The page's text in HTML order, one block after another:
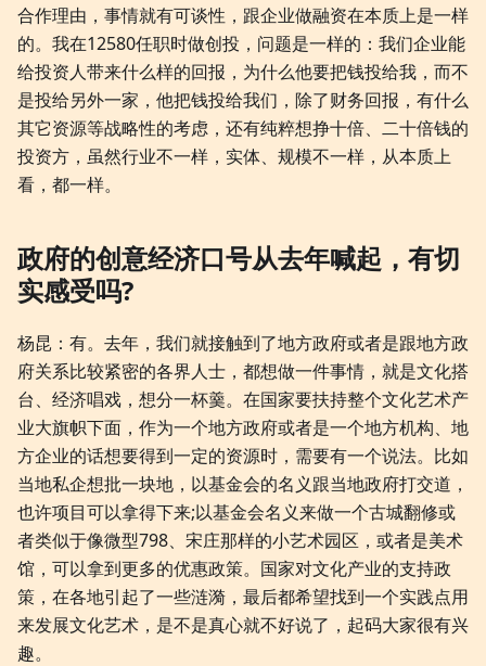
合作理由，事情就有可谈性，跟企业做融资在本质上是一样
的。我在12580任职时做创投，问题是一样的：我们企业能
给投资人带来什么样的回报，为什么他要把钱投给我，而不
是投给另外一家，他把钱投给我们，除了财务回报，有什么
其它资源等战略性的考虑，还有纯粹想挣十倍、二十倍钱的
投资方，虽然行业不一样，实体、规模不一样，从本质上
看，都一样。
政府的创意经济口号从去年喊起，有切
实感受吗?
杨昆：有。去年，我们就接触到了地方政府或者是跟地方政
府关系比较紧密的各界人士，都想做一件事情，就是文化搭
台、经济唱戏，想分一杯羹。在国家要扶持整个文化艺术产
业大旗帜下面，作为一个地方政府或者是一个地方机构、地
方企业的话想要得到一定的资源时，需要有一个说法。比如
当地私企想批一块地，以基金会的名义跟当地政府打交道，
也许项目可以拿得下来;以基金会名义来做一个古城翻修或
者类似于像微型798、宋庄那样的小艺术园区，或者是美术
馆，可以拿到更多的优惠政策。国家对文化产业的支持政
策，在各地引起了一些涟漪，最后都希望找到一个实践点用
来发展文化艺术，是不是真心就不好说了，起码大家很有兴
趣。